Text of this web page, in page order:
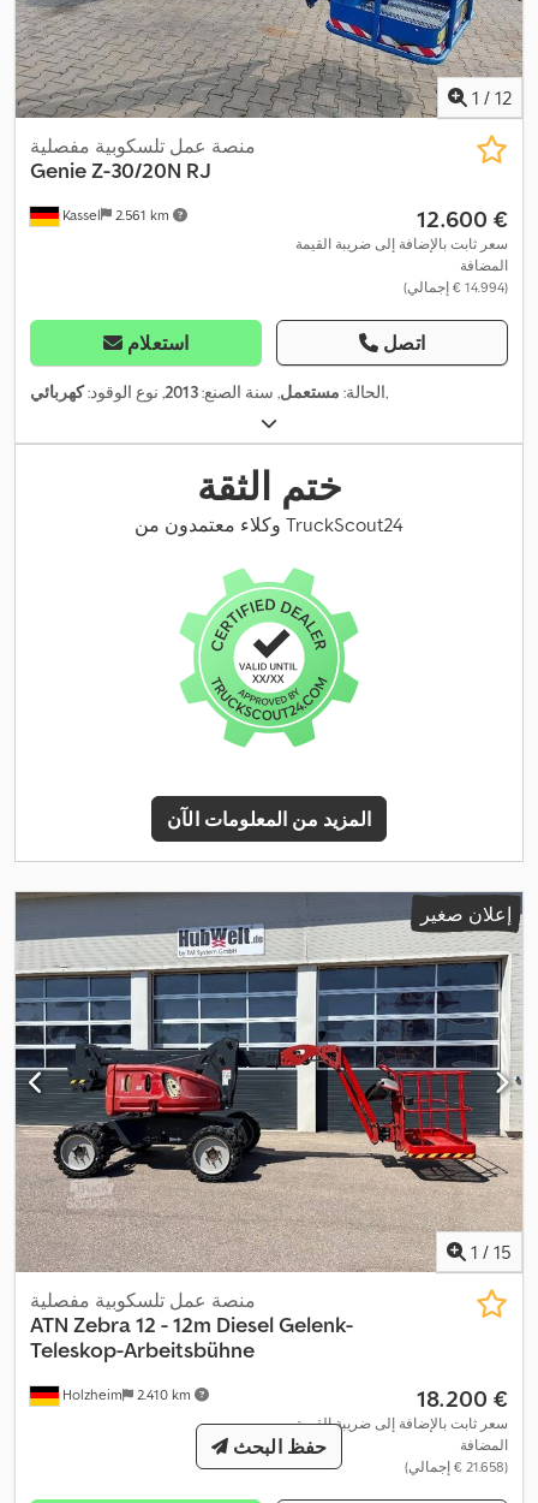
1 / 12
Kassel 2.561 km
منصة عمل تلسكوبية مفصلية
GenieZ-30/20N RJ
‏12.600 €
سعر ثابت بالإضافة إلى ضريبة القيمة
المضافة
(‏14.994 € إجمالي)
استعلام اتصل
الحالة: مستعمل, سنة الصنع:2013, نوع الوقود:كهربائي ,
ختم الثقة
وكلاء معتمدون من TruckScout24
المزيد من المعلومات الآن
إعلان صغير
1 / 15
Holzheim 2.410 km
منصة عمل تلسكوبية مفصلية
ATN Zebra 12 - 12m Diesel Gelenk-
Teleskop-Arbeitsbühne
‏18.200 €
سعر ثابت بالإضافة إلى ضريبة القيمة
المضافة
(‏21.658 € إجمالي)
حفظ البحث